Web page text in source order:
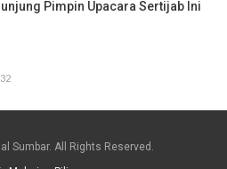
Pimpin Upacara Sertijab Ini
Sumbar. All Rights Reserved.